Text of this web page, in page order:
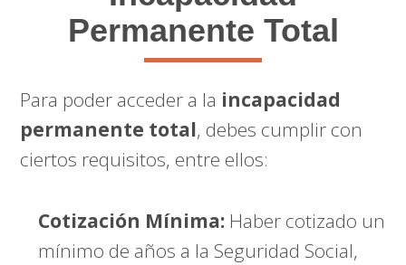
Permanente Total
Para poder acceder a la incapacidad
permanente total, debes cumplir con
ciertos requisitos, entre ellos:
Cotización Mínima: Haber cotizado un
mínimo de años a la Seguridad Social,